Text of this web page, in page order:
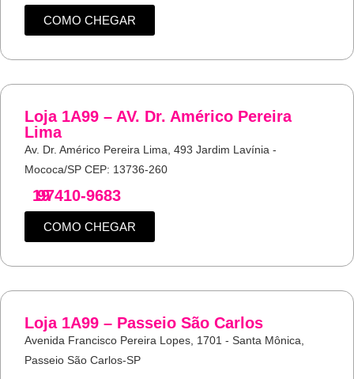
COMO CHEGAR
Loja 1A99 – AV. Dr. Américo Pereira
Lima
Av. Dr. Américo Pereira Lima, 493 Jardim Lavínia -
Mococa/SP CEP: 13736-260
19
97410-9683
COMO CHEGAR
Loja 1A99 – Passeio São Carlos
Avenida Francisco Pereira Lopes, 1701 - Santa Mônica,
Passeio São Carlos-SP